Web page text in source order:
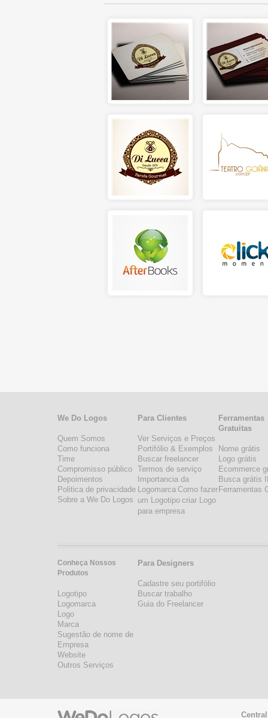
We Do Logos
Quem Somos
Como funciona
Time
Compromisso público
Depoimentos
Politica de privacidade
Sobre a We Do Logos
Conheça Nossos
Produtos
Logotipo
Logomarca
Logo
Marca
Sugestão de nome de
Empresa
Website
Outros Serviços
Para Clientes
Ver Serviços e Preços
Portifólio & Exemplos
Buscar freelancer
Termos de serviço
Importancia da
Logomarca Como fazer
um Logotipo criar Logo
para empresa
Para Designers
Cadastre seu portifólio
Buscar trabalho
Guia do Freelancer
Ferramentas
Gratuitas
Nome grátis
Logo grátis
Ecommerce
Busca grátis
Ferramentas